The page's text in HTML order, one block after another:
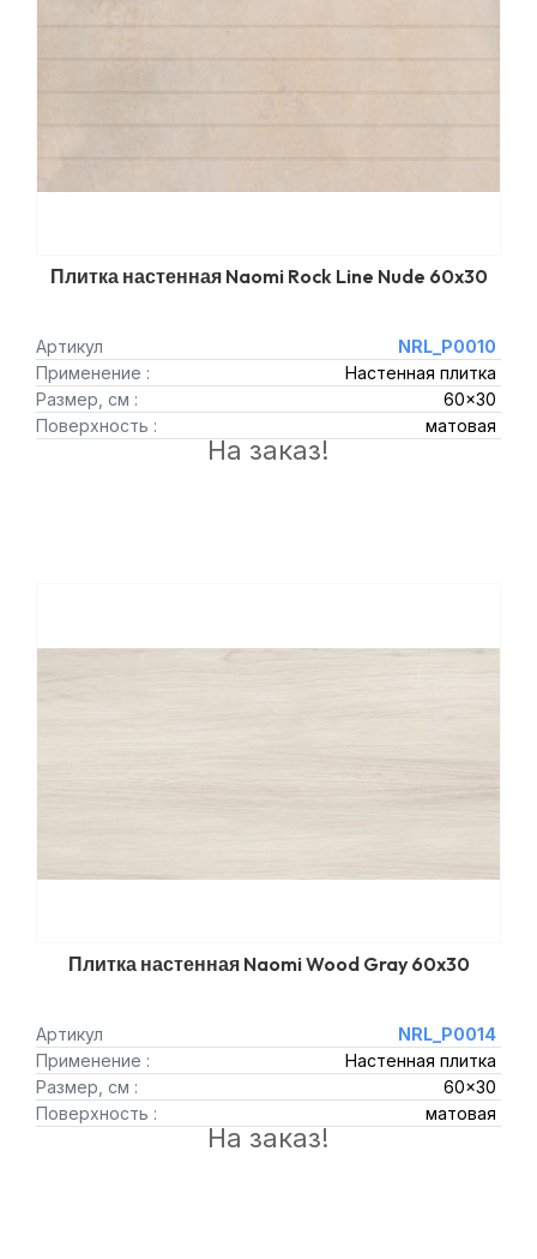
Плитка настенная Naomi Rock Line Nude 60x30
Артикул
NRL_P0010
Применение :
Настенная плитка
Размер, см :
60x30
Поверхность :
матовая
На заказ!
Плитка настенная Naomi Wood Gray 60x30
Артикул
NRL_P0014
Применение :
Настенная плитка
Размер, см :
60x30
Поверхность :
матовая
На заказ!